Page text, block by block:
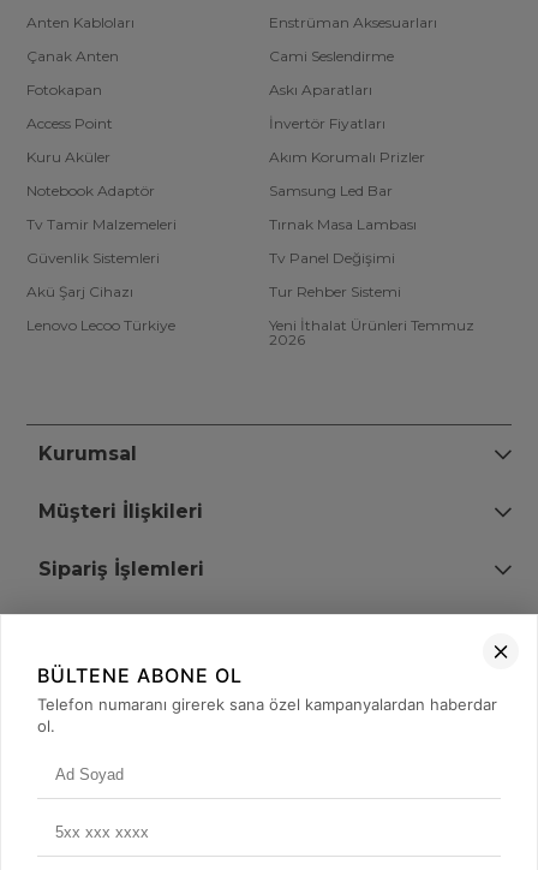
Anten Kabloları
Enstrüman Aksesuarları
Çanak Anten
Cami Seslendirme
Fotokapan
Askı Aparatları
Access Point
İnvertör Fiyatları
Kuru Aküler
Akım Korumalı Prizler
Notebook Adaptör
Samsung Led Bar
Tv Tamir Malzemeleri
Tırnak Masa Lambası
Güvenlik Sistemleri
Tv Panel Değişimi
Akü Şarj Cihazı
Tur Rehber Sistemi
Lenovo Lecoo Türkiye
Yeni İthalat Ürünleri Temmuz
2026
Kurumsal
Müşteri İlişkileri
Sipariş İşlemleri
+90 (850) 473 08 08
BÜLTENE ABONE OL
Telefon numaranı girerek sana özel kampanyalardan haberdar
ol.